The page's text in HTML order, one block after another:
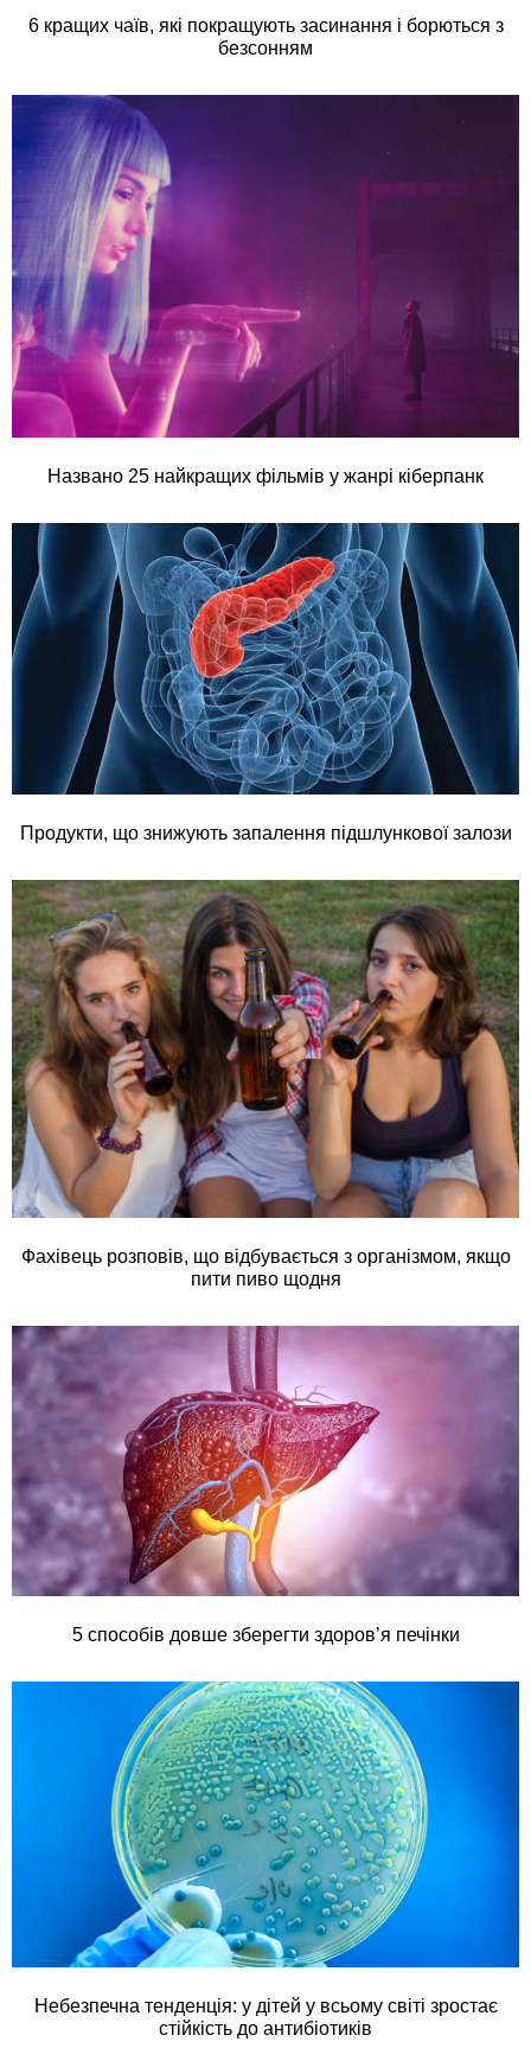
6 кращих чаїв, які покращують засинання і борються з
безсонням
Названо 25 найкращих фільмів у жанрі кіберпанк
Продукти, що знижують запалення підшлункової залози
Фахівець розповів, що відбувається з організмом, якщо
пити пиво щодня
5 способів довше зберегти здоров’я печінки
Небезпечна тенденція: у дітей у всьому світі зростає
стійкість до антибіотиків